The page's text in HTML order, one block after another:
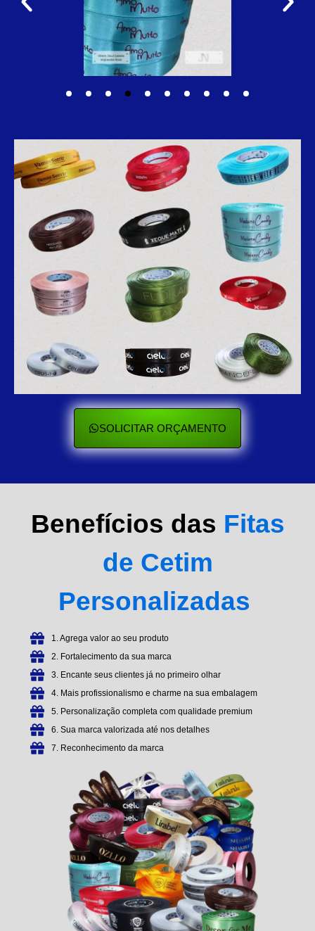
SOLICITAR ORÇAMENTO
Benefícios das Fitas
de Cetim
Personalizadas
1. Agrega valor ao seu produto
2. Fortalecimento da sua marca
3. Encante seus clientes já no primeiro olhar
4. Mais profissionalismo e charme na sua embalagem
5. Personalização completa com qualidade premium
6. Sua marca valorizada até nos detalhes
7. Reconhecimento da marca